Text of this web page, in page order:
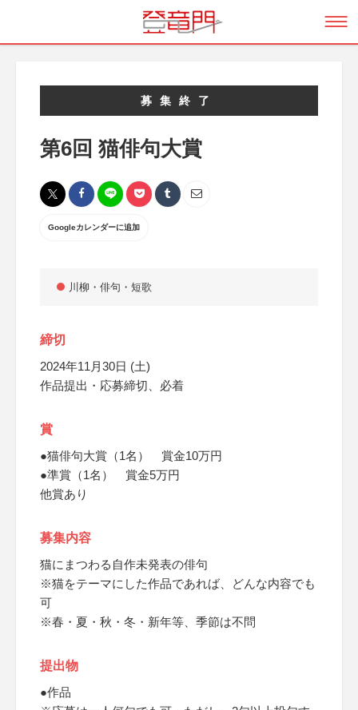
募集終了
第6回 猫俳句大賞
Googleカレンダーに追加
川柳・俳句・短歌
締切
2024年11月30日 (土)
作品提出・応募締切、必着
賞
●猫俳句大賞（1名） 賞金10万円
●準賞（1名） 賞金5万円
他賞あり
募集内容
猫にまつわる自作未発表の俳句
※猫をテーマにした作品であれば、どんな内容でも
可
※春・夏・秋・冬・新年等、季節は不問
提出物
●作品